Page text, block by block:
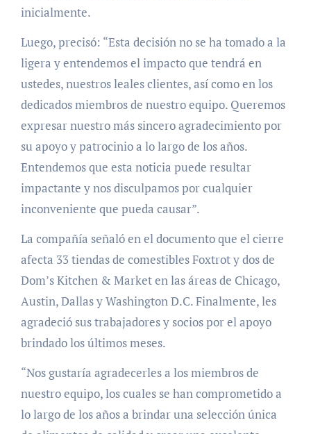
inicialmente.
Luego, precisó: “Esta decisión no se ha tomado a la
ligera y entendemos el impacto que tendrá en
ustedes, nuestros leales clientes, así como en los
dedicados miembros de nuestro equipo. Queremos
expresar nuestro más sincero agradecimiento por
su apoyo y patrocinio a lo largo de los años.
Entendemos que esta noticia puede resultar
impactante y nos disculpamos por cualquier
inconveniente que pueda causar”.
La compañía señaló en el documento que el cierre
afecta 33 tiendas de comestibles Foxtrot y dos de
Dom’s Kitchen & Market en las áreas de Chicago,
Austin, Dallas y Washington D.C. Finalmente, les
agradeció sus trabajadores y socios por el apoyo
brindado los últimos meses.
“Nos gustaría agradecerles a los miembros de
nuestro equipo, los cuales se han comprometido a
lo largo de los años a brindar una selección única